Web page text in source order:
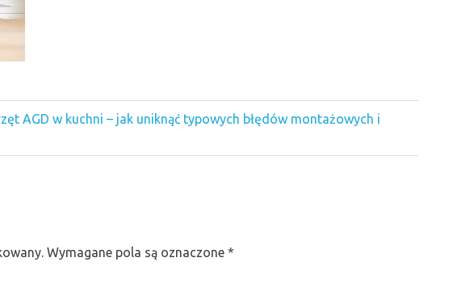
AGD w kuchni – jak uniknąć typowych błędów montażowych i
Wymagane pola są oznaczone *